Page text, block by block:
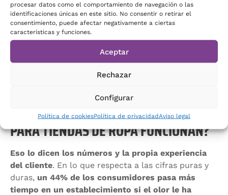
procesar datos como el comportamiento de navegación o las
identificaciones únicas en este sitio. No consentir o retirar el
consentimiento, puede afectar negativamente a ciertas
características y funciones.
Aceptar
Rechazar
Configurar
Política de cookiesPolítica de privacidadAviso legal
en un establecimiento,sino una fragancia única
diseñada por profesionales que tiene en cuenta los
valores y las características de la marca
con el adecuado se encarga, tal y como te
en este artículo, un equipo especializado
mucho más completo que seleccionar un simple
¿DE VERDAD LOS AMBIENTADORES
PARA TIENDAS DE ROPA FUNCIONAN?
Eso lo dicen los números y la propia experiencia
del cliente. En lo que respecta a las cifras puras y
duras, un 44% de los consumidores pasa más
tiempo en un establecimiento si el olor le ha